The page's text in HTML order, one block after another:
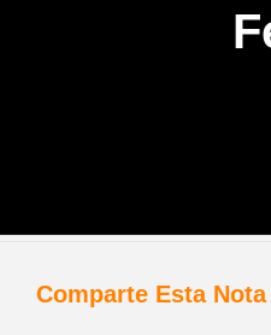
Comparte Esta Nota